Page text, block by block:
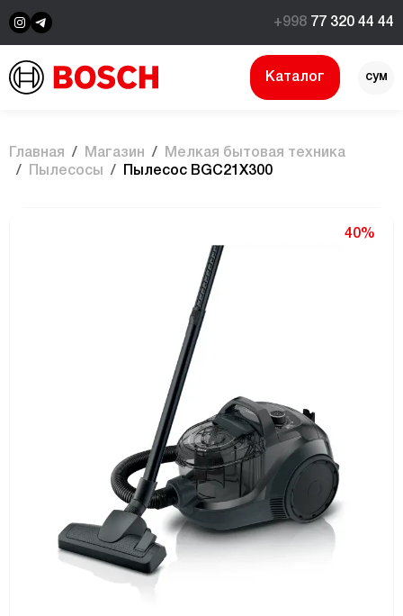
+998 77 320 44 44
Каталог сум
Главная Магазин
Мелкая бытовая техника
Пылесосы
Пылесос BGC21X300
40%